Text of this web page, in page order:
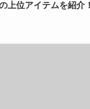
上位アイテムを紹介！